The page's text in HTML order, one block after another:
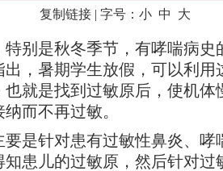
复制链接 | 字号： 小 中 大
特别是秋冬季节，有哮喘病史
出，暑期学生放假，可以利用
也就是找到过敏原后，使机体
而不再过敏。
针对患有过敏性鼻炎、哮
知患儿的过敏原，然后针对过